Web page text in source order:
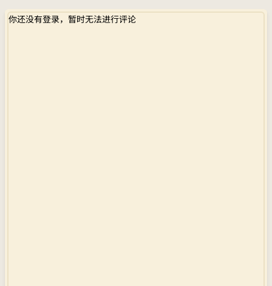
你还没有登录，暂时无法进行评论